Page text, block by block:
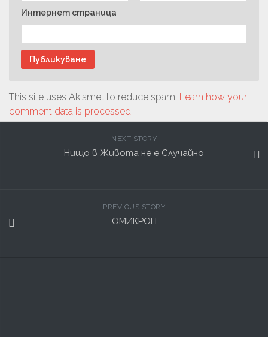
Интернет страница
This site uses Akismet to reduce spam. Learn how your
comment data is processed
NEXT STORY
Нищо в Живота не е Случайно
PREVIOUS STORY
ОМИКРОН